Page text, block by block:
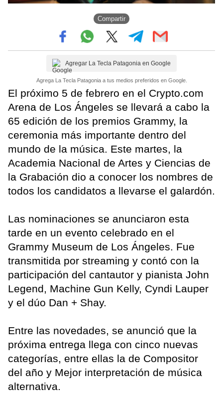
Compartir
Agregar La Tecla Patagonia en Google
Agrega La Tecla Patagonia a tus medios preferidos en Google.
El próximo 5 de febrero en el Crypto.com
Arena de Los Ángeles se llevará a cabo la
65 edición de los premios Grammy, la
ceremonia más importante dentro del
mundo de la música. Este martes, la
Academia Nacional de Artes y Ciencias de
la Grabación dio a conocer los nombres de
todos los candidatos a llevarse el galardón.
Las nominaciones se anunciaron esta
tarde en un evento celebrado en el
Grammy Museum de Los Ángeles. Fue
transmitida por streaming y contó con la
participación del cantautor y pianista John
Legend, Machine Gun Kelly, Cyndi Lauper
y el dúo Dan + Shay.
Entre las novedades, se anunció que la
próxima entrega llega con cinco nuevas
categorías, entre ellas la de Compositor
del año y Mejor interpretación de música
alternativa.